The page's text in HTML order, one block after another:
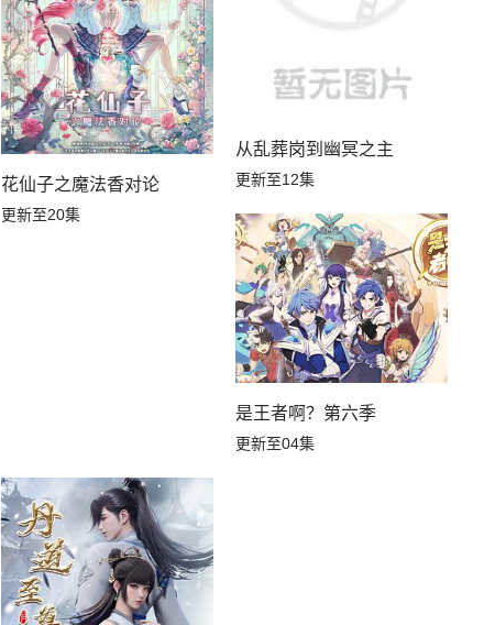
花仙子之魔法香对论
更新至20集
从乱葬岗到幽冥之主
更新至12集
是王者啊？第六季
更新至04集